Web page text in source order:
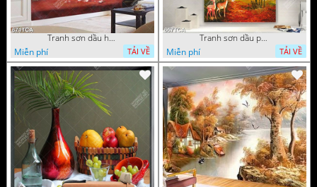
Tranh sơn dầu hoa quả tĩnh vật nghệ thuật gắn tường
Miễn phí
TẢI VỀ
Tranh sơn dầu phong cảnh mùa thu cây lá vàng và nai trang trí tường
Miễn phí
TẢI VỀ